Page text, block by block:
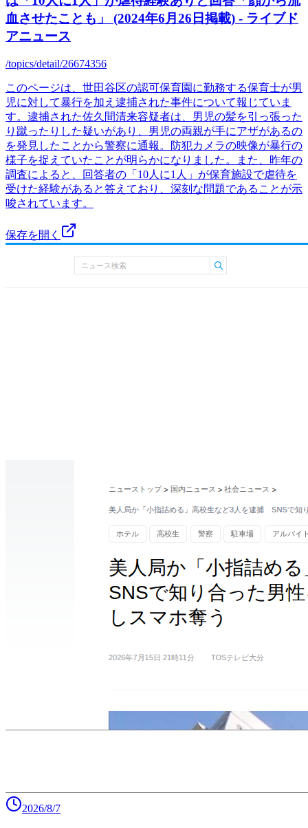
血させたことも」 (2024年6月26日掲載) - ライブド
アニュース
/topics/detail/26674356
このページは、世田谷区の認可保育園に勤務する保育士が男
児に対して暴行を加え逮捕された事件について報じていま
す。逮捕された佐久間清来容疑者は、男児の髪を引っ張った
り蹴ったりした疑いがあり、男児の両親が手にアザがあるの
を発見したことから警察に通報。防犯カメラの映像が暴行の
様子を捉えていたことが明らかになりました。また、昨年の
調査によると、回答者の「10人に1人」が保育施設で虐待を
受けた経験があると答えており、深刻な問題であることが示
唆されています。
保存を開く
2026/8/7